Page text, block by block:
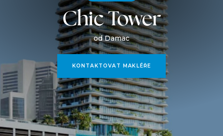
Chic Tower
od Damac
KONTAKTOVAT MAKLÉŘE